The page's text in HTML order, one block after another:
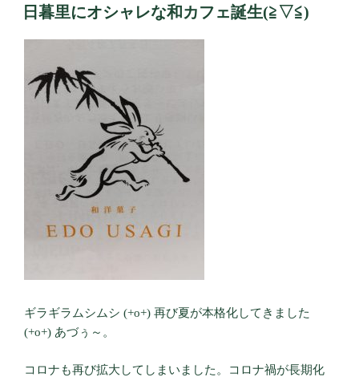
稿
日:
日暮里にオシャレな和カフェ誕生(≧▽≦)
ギラギラムシムシ (+o+) 再び夏が本格化してきました
(+o+) あづぅ～。
コロナも再び拡大してしまいました。コロナ禍が長期化